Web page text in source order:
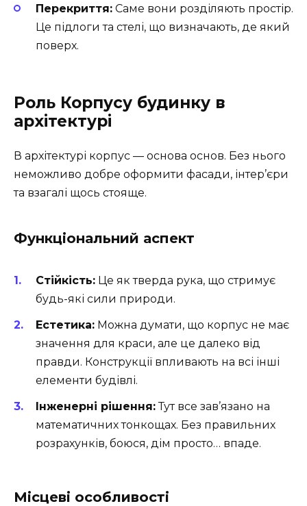
Перекриття: Саме вони розділяють простір.
Це підлоги та стелі, що визначають, де який
поверх.
Роль Корпусу будинку в
архітектурі
В архітектурі корпус — основа основ. Без нього
неможливо добре оформити фасади, інтер’єри
та взагалі щось стояще.
Функціональний аспект
Стійкість: Це як тверда рука, що стримує
будь-які сили природи.
Естетика: Можна думати, що корпус не має
значення для краси, але це далеко від
правди. Конструкції впливають на всі інші
елементи будівлі.
Інженерні рішення:Тут все зав’язано на
математичних тонкощах. Без правильних
розрахунків, боюся, дім просто… впаде.
Місцеві особливості